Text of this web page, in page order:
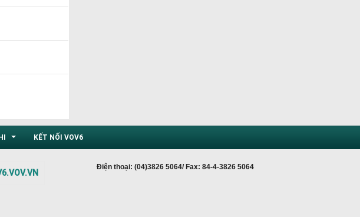
KẾT NỐI VOV6
Điện thoại: (04)3826 5064/ Fax: 84-4-3826 5064